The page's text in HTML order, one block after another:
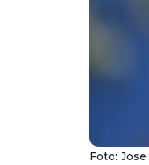
Foto: